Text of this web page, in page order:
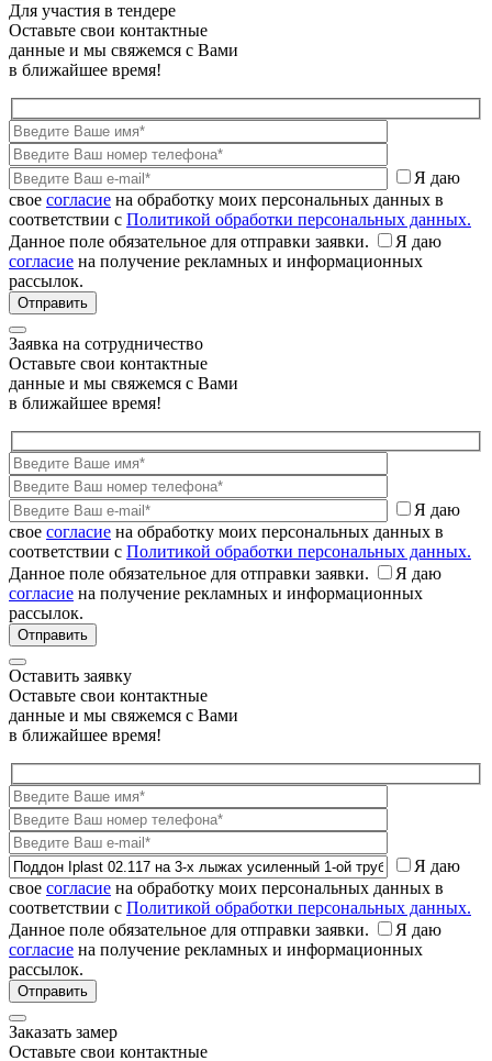
Для участия в тендере
Оставьте свои контактные
данные и мы свяжемся с Вами
в ближайшее время!
Я даю
свое согласие на обработку моих персональных данных в
соответствии с Политикой обработки персональных данных.
Данное поле обязательное для отправки заявки.
Я даю
согласие на получение рекламных и информационных
рассылок.
Заявка на сотрудничество
Оставьте свои контактные
данные и мы свяжемся с Вами
в ближайшее время!
Я даю
свое согласие на обработку моих персональных данных в
соответствии с Политикой обработки персональных данных.
Данное поле обязательное для отправки заявки.
Я даю
согласие на получение рекламных и информационных
рассылок.
Оставить заявку
Оставьте свои контактные
данные и мы свяжемся с Вами
в ближайшее время!
Я даю
свое согласие на обработку моих персональных данных в
соответствии с Политикой обработки персональных данных.
Данное поле обязательное для отправки заявки.
Я даю
согласие на получение рекламных и информационных
рассылок.
Заказать замер
Оставьте свои контактные